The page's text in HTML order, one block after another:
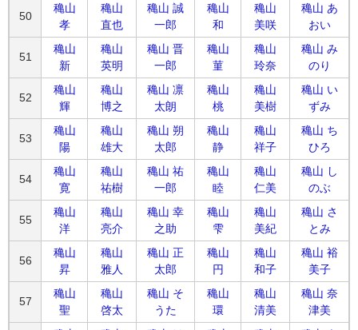
50
穐山
孝
穐山
直也
穐山 誠
一郎
穐山
和
穐山
美咲
穐山 あ
おい
51
穐山
新
穐山
英明
穐山 晋
一郎
穐山
菫
穐山
玲奈
穐山 み
のり
52
穐山
輝
穐山
博之
穐山 凛
太朗
穐山
桃
穐山
美樹
穐山 い
ずみ
53
穐山
陽
穐山
雄大
穐山 朔
太郎
穐山
静
穐山
祥子
穐山 ち
ひろ
54
穐山
寛
穐山
祐樹
穐山 祐
一郎
穐山
睦
穐山
仁美
穐山 し
のぶ
55
穐山
洋
穐山
亮介
穐山 幸
之助
穐山
雫
穐山
美紀
穐山 さ
とみ
56
穐山
昇
穐山
雅人
穐山 正
太郎
穐山
円
穐山
和子
穐山 裕
美子
57
穐山
聖
穐山
啓太
穐山 そ
うた
穐山
環
穐山
清美
穐山 奈
津美